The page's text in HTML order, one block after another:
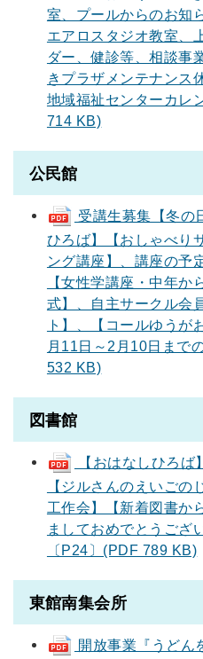
室、プールからのお知
エアロスタジオ教室、
ダー、健診等、相談事
きプラザメンテナンス
地域福祉センターカレ
714 KB)
公民館
受講生募集【冬の
ひろば】【おしゃべり
ング講座】、講座の予
【女性学講座・中年か
式】、自主サークル会
ト】、【コールゆうが
月11日～2月10日まで
532 KB)
図書館
【おはなしひろば
【ジルさんのえいごの
工作会】【新着図書か
ましておめでとうござ
〔P24〕(PDF 789 KB)
東館南集会所
開放事業『うどん